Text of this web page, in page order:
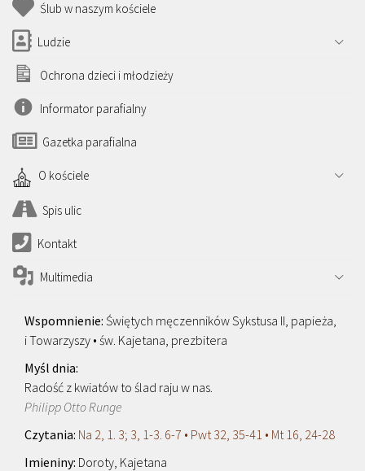
Ślub w naszym kościele
Ludzie
Ochrona dzieci i młodzieży
Informator parafialny
Gazetka parafialna
O kościele
Spis ulic
Kontakt
Multimedia
Świętych męczenników Sykstusa II, papieża,
i Towarzyszy • św. Kajetana, prezbitera
Radość z kwiatów to ślad raju w nas.
Philipp Otto Runge
Na 2, 1. 3; 3, 1-3. 6-7 • Pwt 32, 35-41 • Mt 16, 24-28
Doroty, Kajetana